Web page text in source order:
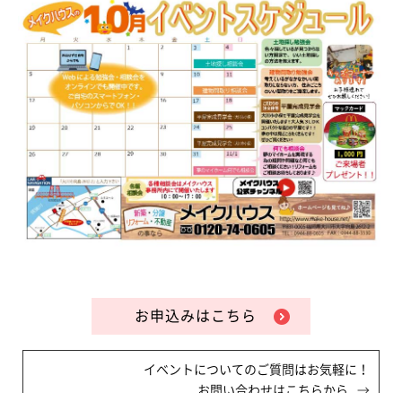
お申込みはこちら
イベントについてのご質問はお気軽に！